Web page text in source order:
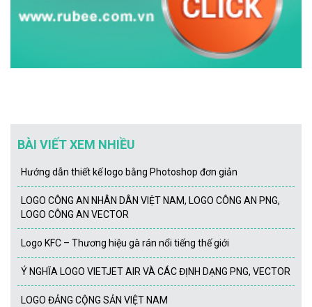
BÀI VIẾT XEM NHIỀU
Hướng dẫn thiết kế logo bằng Photoshop đơn giản
LOGO CÔNG AN NHÂN DÂN VIỆT NAM, LOGO CÔNG AN PNG,
LOGO CÔNG AN VECTOR
Logo KFC – Thương hiệu gà rán nổi tiếng thế giới
Ý NGHĨA LOGO VIETJET AIR VÀ CÁC ĐỊNH DẠNG PNG, VECTOR
LOGO ĐẢNG CỘNG SẢN VIỆT NAM